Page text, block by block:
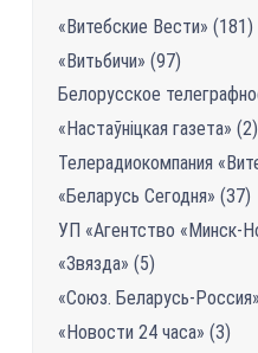
«Витебские Вести» (181)
«Витьбичи» (97)
Белорусское
«Настаўніцкая газетa» (2)
Телерадиокомпания
«Беларусь Сегодня» (37)
УП «Агентство «Минск-
«Звязда» (5)
«Союз. Беларусь-
«Новости 24 часа» (3)